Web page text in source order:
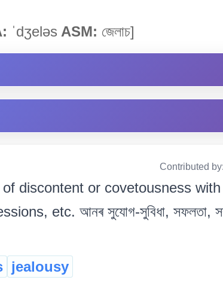
ˈdʒeləs ASM: জেলাচ]
Contributed by:
discontent or covetousness
etc. আনৰ সুযোগ-সুবিধা, সফলতা,
jealousy